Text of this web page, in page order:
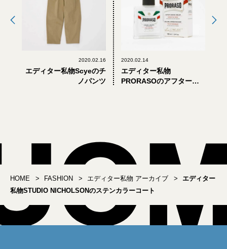
2020.02.16
エディター私物Scyeのチ
ノパンツ
2020.02.14
エディター私物
PRORASOのアフターシ
HOME FASHION エディター私物 アーカイブ
エディター
私物STUDIO NICHOLSONのステンカラーコート